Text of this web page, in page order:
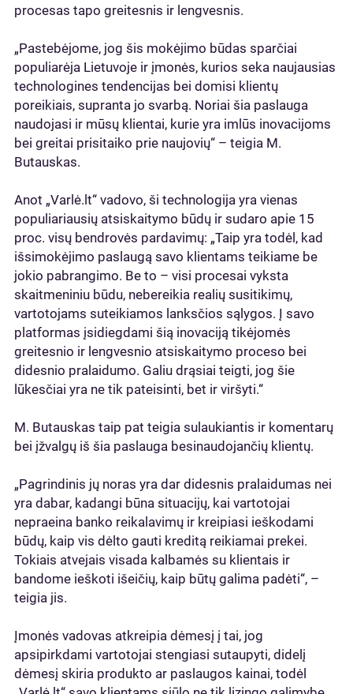
procesas tapo greitesnis ir lengvesnis.
„Pastebėjome, jog šis mokėjimo būdas sparčiai
populiarėja Lietuvoje ir įmonės, kurios seka naujausias
technologines tendencijas bei domisi klientų
poreikiais, supranta jo svarbą. Noriai šia paslauga
naudojasi ir mūsų klientai, kurie yra imlūs inovacijoms
bei greitai prisitaiko prie naujovių“ – teigia M.
Butauskas.
Anot „Varlė.lt“ vadovo, ši technologija yra vienas
populiariausių atsiskaitymo būdų ir sudaro apie 15
proc. visų bendrovės pardavimų: „Taip yra todėl, kad
išsimokėjimo paslaugą savo klientams teikiame be
jokio pabrangimo. Be to – visi procesai vyksta
skaitmeniniu būdu, nebereikia realių susitikimų,
vartotojams suteikiamos lanksčios sąlygos. Į savo
platformas įsidiegdami šią inovaciją tikėjomės
greitesnio ir lengvesnio atsiskaitymo proceso bei
didesnio pralaidumo. Galiu drąsiai teigti, jog šie
lūkesčiai yra ne tik pateisinti, bet ir viršyti.“
M. Butauskas taip pat teigia sulaukiantis ir komentarų
bei įžvalgų iš šia paslauga besinaudojančių klientų.
„Pagrindinis jų noras yra dar didesnis pralaidumas nei
yra dabar, kadangi būna situacijų, kai vartotojai
nepraeina banko reikalavimų ir kreipiasi ieškodami
būdų, kaip vis dėlto gauti kreditą reikiamai prekei.
Tokiais atvejais visada kalbamės su klientais ir
bandome ieškoti išeičių, kaip būtų galima padėti“, –
teigia jis.
Įmonės vadovas atkreipia dėmesį į tai, jog
apsipirkdami vartotojai stengiasi sutaupyti, didelį
dėmesį skiria produkto ar paslaugos kainai, todėl